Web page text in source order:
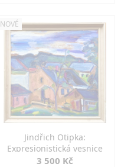
NOVÉ
Jindřich Otipka:
Expresionistická vesnice
3 500 Kč